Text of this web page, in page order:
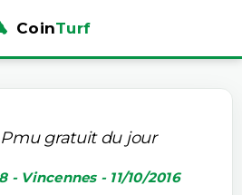
CoinTurf
gratuit du jour
- Vincennes - 11/10/2016